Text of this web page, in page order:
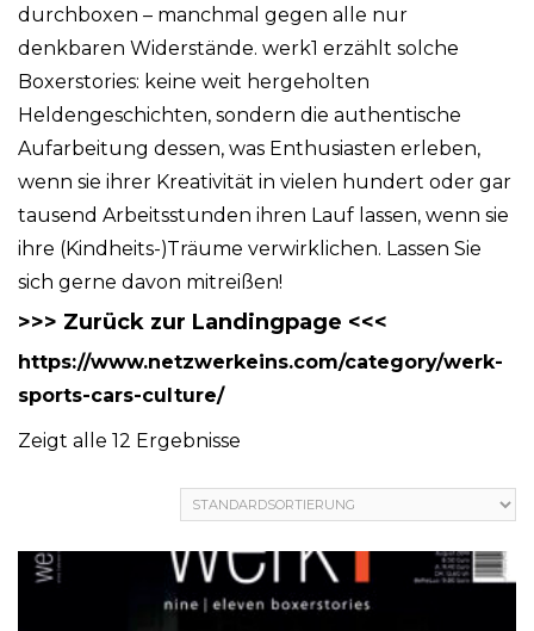
durchboxen – manchmal gegen alle nur
denkbaren Widerstände. werk1 erzählt solche
Boxerstories: keine weit hergeholten
Heldengeschichten, sondern die authentische
Aufarbeitung dessen, was Enthusiasten erleben,
wenn sie ihrer Kreativität in vielen hundert oder gar
tausend Arbeitsstunden ihren Lauf lassen, wenn sie
ihre (Kindheits-)Träume verwirklichen. Lassen Sie
sich gerne davon mitreißen!
>>> Zurück zur Landingpage <<<
https://www.netzwerkeins.com/category/werk-
sports-cars-culture/
Zeigt alle 12 Ergebnisse